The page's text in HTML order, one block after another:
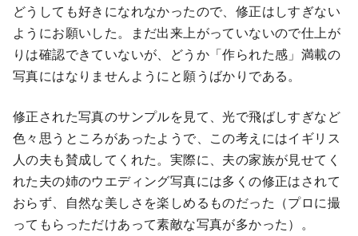
どうしても好きになれなかったので、修正はしすぎない
ようにお願いした。まだ出来上がっていないので仕上が
りは確認できていないが、どうか「作られた感」満載の
写真にはなりませんようにと願うばかりである。
修正された写真のサンプルを見て、光で飛ばしすぎなど
色々思うところがあったようで、この考えにはイギリス
人の夫も賛成してくれた。実際に、夫の家族が見せてく
れた夫の姉のウエディング写真には多くの修正はされて
おらず、自然な美しさを楽しめるものだった（プロに撮
ってもらっただけあって素敵な写真が多かった）。